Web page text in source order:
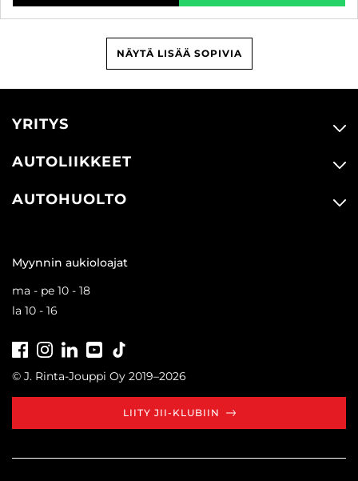
NÄYTÄ LISÄÄ SOPIVIA
YRITYS
AUTOLIIKKEET
AUTOHUOLTO
Myynnin aukioloajat
ma - pe 10 - 18
la 10 - 16
FacebookInstagramLinkedInYoutube
© J. Rinta-Jouppi Oy 2019–2026
LIITY JII-KLUBIIN